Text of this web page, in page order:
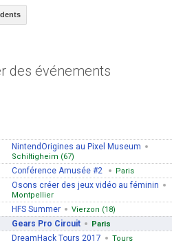
des événements
NintendOrigines au Pixel Museum
Schiltigheim (67)
Conférence Amusée #2
Paris
Osons créer des jeux vidéo au féminin
Montpellier
HFS Summer
Vierzon (18)
Gears Pro Circuit
Paris
DreamHack Tours 2017
Tours